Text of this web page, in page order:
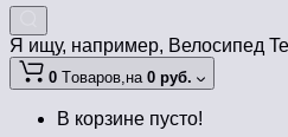
Я ищу, например, Велосипед
0 Tоваров,на 0 руб.
В корзине пусто!